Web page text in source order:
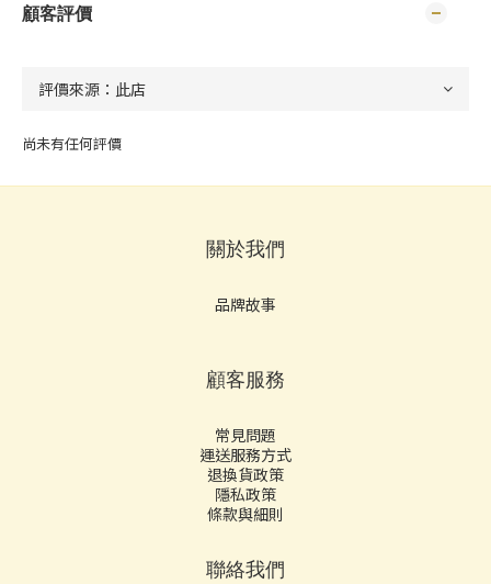
顧客評價
尚未有任何評價
關於我們
品牌故事
顧客服務
常見問題
運送服務方式
退換貨政策
隱私政策
條款與細則
聯絡我們